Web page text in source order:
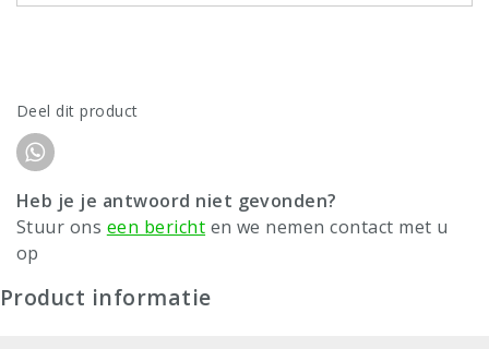
Deel dit product
Heb je je antwoord niet gevonden?
Stuur ons een bericht en we nemen contact met u
op
Product informatie